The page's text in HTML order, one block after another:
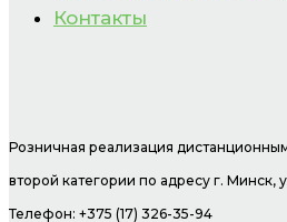
Контакты
Розничная реализация
второй категории по адресу г. Минск,
Телефон: +375 (17) 326-35-94